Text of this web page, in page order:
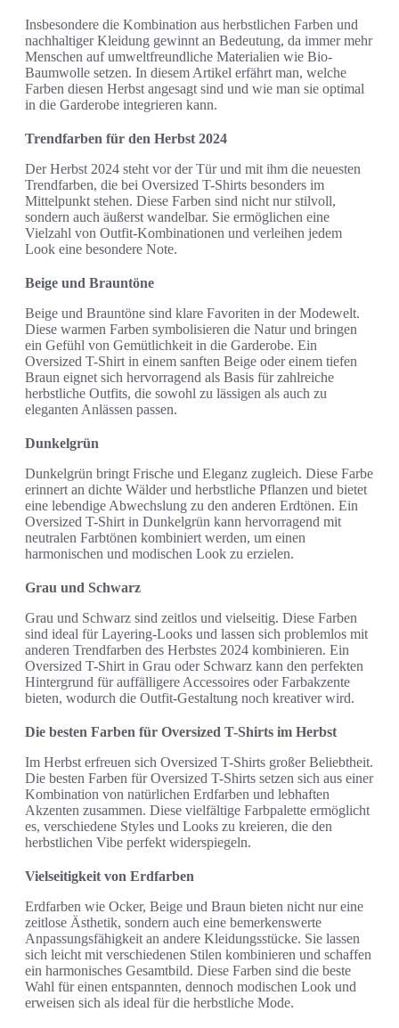
Insbesondere die Kombination aus herbstlichen Farben und
nachhaltiger Kleidung gewinnt an Bedeutung, da immer mehr
Menschen auf umweltfreundliche Materialien wie Bio-
Baumwolle setzen. In diesem Artikel erfährt man, welche
Farben diesen Herbst angesagt sind und wie man sie optimal
in die Garderobe integrieren kann.
Trendfarben für den Herbst 2024
Der Herbst 2024 steht vor der Tür und mit ihm die neuesten
Trendfarben, die bei Oversized T-Shirts besonders im
Mittelpunkt stehen. Diese Farben sind nicht nur stilvoll,
sondern auch äußerst wandelbar. Sie ermöglichen eine
Vielzahl von Outfit-Kombinationen und verleihen jedem
Look eine besondere Note.
Beige und Brauntöne
Beige und Brauntöne sind klare Favoriten in der Modewelt.
Diese warmen Farben symbolisieren die Natur und bringen
ein Gefühl von Gemütlichkeit in die Garderobe. Ein
Oversized T-Shirt in einem sanften Beige oder einem tiefen
Braun eignet sich hervorragend als Basis für zahlreiche
herbstliche Outfits, die sowohl zu lässigen als auch zu
eleganten Anlässen passen.
Dunkelgrün
Dunkelgrün bringt Frische und Eleganz zugleich. Diese Farbe
erinnert an dichte Wälder und herbstliche Pflanzen und bietet
eine lebendige Abwechslung zu den anderen Erdtönen. Ein
Oversized T-Shirt in Dunkelgrün kann hervorragend mit
neutralen Farbtönen kombiniert werden, um einen
harmonischen und modischen Look zu erzielen.
Grau und Schwarz
Grau und Schwarz sind zeitlos und vielseitig. Diese Farben
sind ideal für Layering-Looks und lassen sich problemlos mit
anderen Trendfarben des Herbstes 2024 kombinieren. Ein
Oversized T-Shirt in Grau oder Schwarz kann den perfekten
Hintergrund für auffälligere Accessoires oder Farbakzente
bieten, wodurch die Outfit-Gestaltung noch kreativer wird.
Die besten Farben für Oversized T-Shirts im Herbst
Im Herbst erfreuen sich Oversized T-Shirts großer Beliebtheit.
Die besten Farben für Oversized T-Shirts setzen sich aus einer
Kombination von natürlichen Erdfarben und lebhaften
Akzenten zusammen. Diese vielfältige Farbpalette ermöglicht
es, verschiedene Styles und Looks zu kreieren, die den
herbstlichen Vibe perfekt widerspiegeln.
Vielseitigkeit von Erdfarben
Erdfarben wie Ocker, Beige und Braun bieten nicht nur eine
zeitlose Ästhetik, sondern auch eine bemerkenswerte
Anpassungsfähigkeit an andere Kleidungsstücke. Sie lassen
sich leicht mit verschiedenen Stilen kombinieren und schaffen
ein harmonisches Gesamtbild. Diese Farben sind die beste
Wahl für einen entspannten, dennoch modischen Look und
erweisen sich als ideal für die herbstliche Mode.